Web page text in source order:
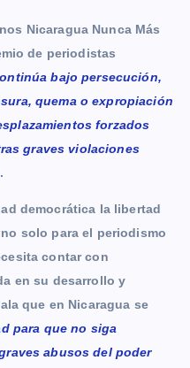
Nicaragua Nunca Más
de periodistas
bajo persecución,
quema o expropiación
forzados
graves violaciones
democrática la libertad
solo para el periodismo
contar con
en su desarrollo y
que en Nicaragua se
para que no siga
abusos del poder